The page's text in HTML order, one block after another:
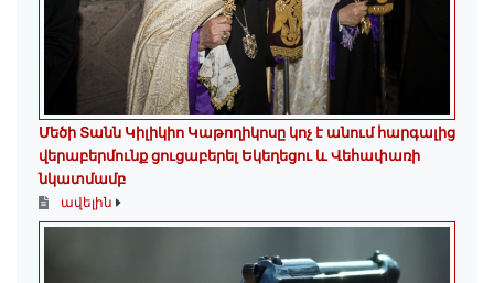
Մեծի Տանն Կիլիկիո Կաթողիկոսը կոչ է անում հարգալից
վերաբերմունք ցուցաբերել Եկեղեցու և Վեհափառի
նկատմամբ
ավելին